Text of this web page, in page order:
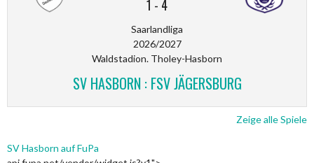
1 - 4
Saarlandliga
2026/2027
Waldstadion. Tholey-Hasborn
SV HASBORN : FSV JÄGERSBURG
Zeige alle Spiele
SV Hasborn auf FuPa